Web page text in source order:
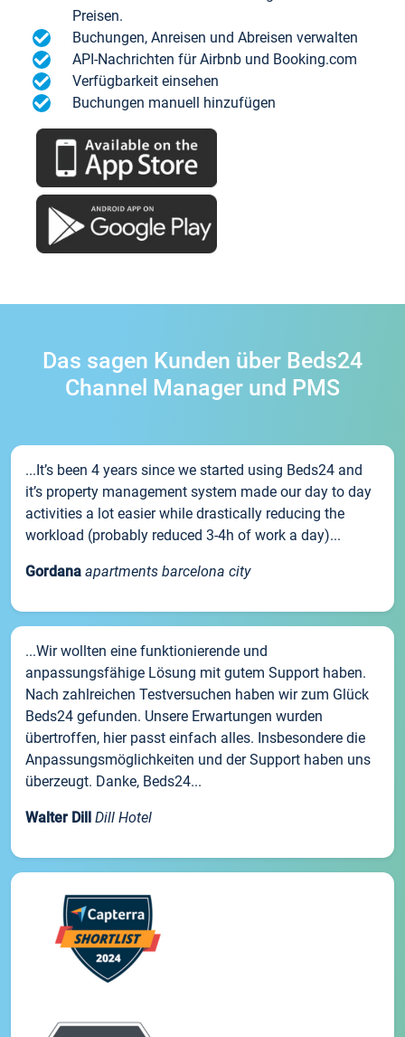
Preisen.
Buchungen, Anreisen und Abreisen verwalten
API-Nachrichten für Airbnb und Booking.com
Verfügbarkeit einsehen
Buchungen manuell hinzufügen
Das sagen Kunden über Beds24
Channel Manager und PMS
...It’s been 4 years since we started using Beds24 and
it’s property management system made our day to day
activities a lot easier while drastically reducing the
workload (probably reduced 3-4h of work a day)...
Gordana apartments barcelona city
...Wir wollten eine funktionierende und
anpassungsfähige Lösung mit gutem Support haben.
Nach zahlreichen Testversuchen haben wir zum Glück
Beds24 gefunden. Unsere Erwartungen wurden
übertroffen, hier passt einfach alles. Insbesondere die
Anpassungsmöglichkeiten und der Support haben uns
überzeugt. Danke, Beds24...
Walter Dill Dill Hotel